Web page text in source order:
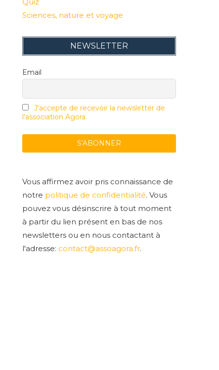
Sciences, nature et voyage
NEWSLETTER
Email
J'accepte de recevoir la newsletter de
l'association Agora.
Vous affirmez avoir pris connaissance de
notre politique de confidentialité. Vous
pouvez vous désinscrire à tout moment
à partir du lien présent en bas de nos
newsletters ou en nous contactant à
l'adresse: contact@assoagora.fr.